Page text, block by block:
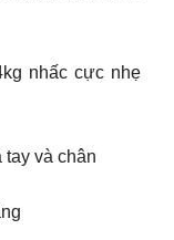
nhấc cực nhẹ
tay và chân